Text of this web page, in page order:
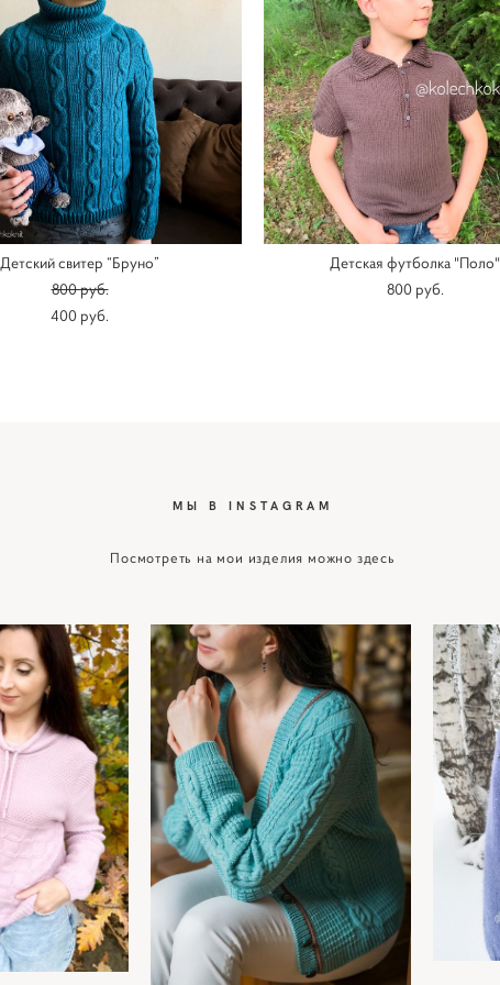
Детский свитер “Бруно”
800 pуб.
400 pуб.
Детская футболка "Поло"
800 pуб.
МЫ В INSTAGRAM
Посмотреть на мои изделия можно здесь